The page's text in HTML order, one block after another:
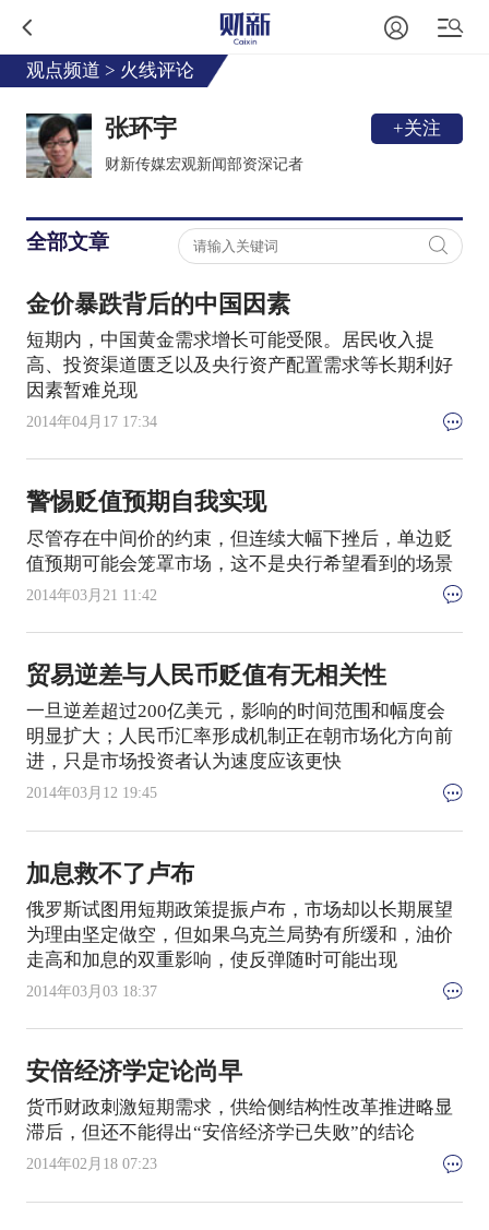
观点频道 > 火线评论
张环宇 +关注
财新传媒宏观新闻部资深记者
全部文章
金价暴跌背后的中国因素
短期内，中国黄金需求增长可能受限。居民收入提
高、投资渠道匮乏以及央行资产配置需求等长期利好
因素暂难兑现
2014年04月17 17:34
警惕贬值预期自我实现
尽管存在中间价的约束，但连续大幅下挫后，单边贬
值预期可能会笼罩市场，这不是央行希望看到的场景
2014年03月21 11:42
贸易逆差与人民币贬值有无相关性
一旦逆差超过200亿美元，影响的时间范围和幅度会
明显扩大；人民币汇率形成机制正在朝市场化方向前
进，只是市场投资者认为速度应该更快
2014年03月12 19:45
加息救不了卢布
俄罗斯试图用短期政策提振卢布，市场却以长期展望
为理由坚定做空，但如果乌克兰局势有所缓和，油价
走高和加息的双重影响，使反弹随时可能出现
2014年03月03 18:37
安倍经济学定论尚早
货币财政刺激短期需求，供给侧结构性改革推进略显
滞后，但还不能得出“安倍经济学已失败”的结论
2014年02月18 07:23